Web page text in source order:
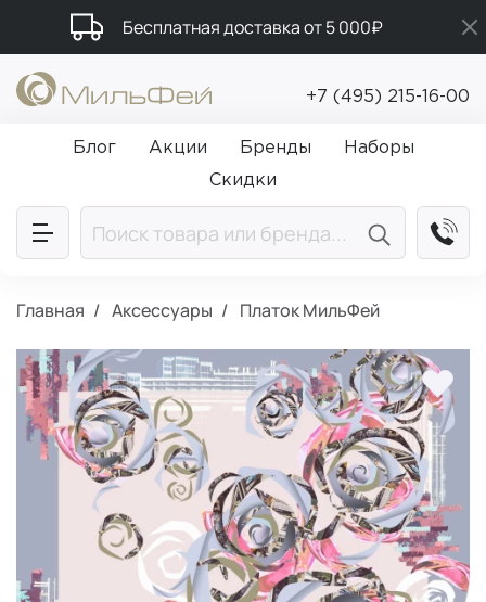
Бесплатная доставка от 5 000₽
Промокод ПРИВЕТ
Подарки в каждый заказ от 5 000₽
+7 (495) 215-16-00
Блог Акции Бренды
Наборы
Скидки
Главная Аксессуары Платок МильФей